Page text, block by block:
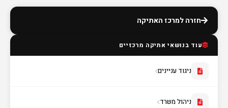
חזרה למרכז האתיקה
עוד בנושאי אתיקה מרכזיים
ניגוד עניינים
ניהול משרד